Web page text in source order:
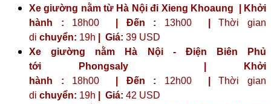
Xe giường nằm từ Hà Nội đi Xieng Khoaung | Khởi
hành : 18h00 | Đến : 13h00|Thời gian
di chuyển: 19h Giá: 39 USD
Xe giường nằm Hà Nội - Điện Biên Phủ
tới
Phongsaly | Khởi
hành : 18h00 | Đến : 12h00|Thời gian
di chuyển: 19h Giá: 42 USD